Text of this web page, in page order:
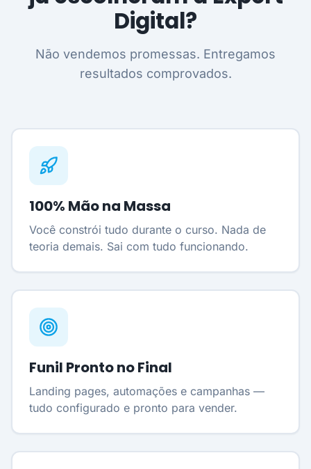
Digital?
Não vendemos promessas. Entregamos
resultados comprovados.
100% Mão na Massa
Você constrói tudo durante o curso. Nada de
teoria demais. Sai com tudo funcionando.
Funil Pronto no Final
Landing pages, automações e campanhas —
tudo configurado e pronto para vender.